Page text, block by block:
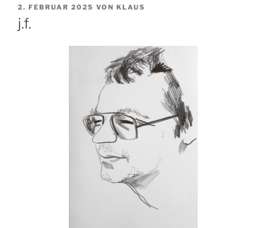
VERÖFFENTLICHT
AM
2. FEBRUAR 2025 VON KLAUS
j.f.